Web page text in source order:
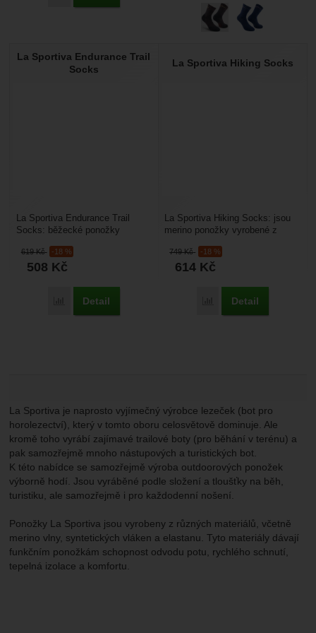
La Sportiva Endurance Trail
Socks
619Kč -18 %
508 Kč
Přidat 'La Sportiva Endurance Trail Socks' k porovnání
Detail
La Sportiva Endurance Trail
Socks: běžecké ponožky
materiálu, jsou příjemné a
pohodlné....
La Sportiva Hiking Socks
749Kč -18 %
614 Kč
Přidat 'La Sportiva
Detail
La Sportiva Hiking Socks: jsou
merino ponožky vyrobené z
kombinovaná...
La Sportiva je naprosto vyjímečný výrobce lezeček (bot pro
horolezectví), který v tomto oboru celosvětově dominuje. Ale
kromě toho vyrábí zajímavé trailové boty (pro běhání v terénu) a
pak samozřejmě mnoho nástupových a turistických bot.
K této nabídce se samozřejmě výroba outdoorových ponožek
výborně hodí. Jsou vyráběné podle složení a tloušťky na běh,
turistiku, ale samozřejmě i pro každodenní nošení.
Ponožky La Sportiva jsou vyrobeny z různých materiálů, včetně
merino vlny, syntetických vláken a elastanu. Tyto materiály dávají
funkčním ponožkám schopnost odvodu potu, rychlého schnutí,
tepelná izolace a komfortu.